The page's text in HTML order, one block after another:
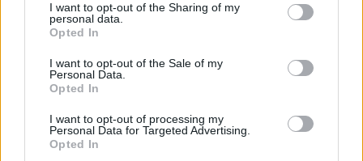
I want to opt-out of the Sharing of my
personal data.
Opted In
I want to opt-out of the Sale of my
Personal Data.
Opted In
I want to opt-out of processing my
Personal Data for Targeted Advertising.
Opted In